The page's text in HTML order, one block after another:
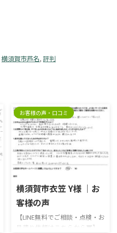
横須賀市芦名, 評判
お客様の声・口コミ
横須賀市衣笠 Y様 ｜お
客様の声
【LINE無料でご相談・点検・お
見積り依頼はこちらから▼】